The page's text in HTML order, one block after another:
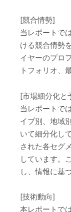
[競合情勢]
当レポートで
ける競合情勢
イヤーのプロ
トフォリオ、
[市場細分化と
当レポートで
イプ別、地域
いて細分化し
された各セグ
しています。
し、情報に基
[技術動向]
本レポートで